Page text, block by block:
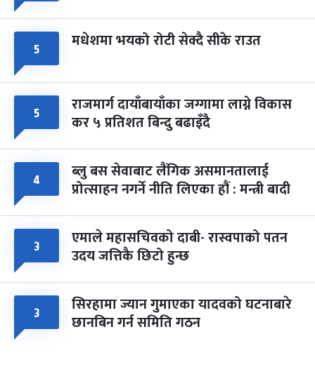
५ मधेशमा भयको रोटी सेक्दै सीके राउत
५ राजमार्ग दायाँबायाँका जग्गामा लाग्ने विकास
कर ५ प्रतिशत बिन्दु बढाइँदै
४ ब्लु बस सेवाबाट लैंगिक असमानतालाई
प्रोत्साहन नगर्ने नीति लिएका हौं : मन्त्री बादी
३ एमाले महासचिवको दाबी- रास्वपाको पतन
उदय जत्तिकै छिटो हुन्छ
३ सिरहामा ज्यान गुमाएका यादवको घटनाबारे
छानबिन गर्न समिति गठन